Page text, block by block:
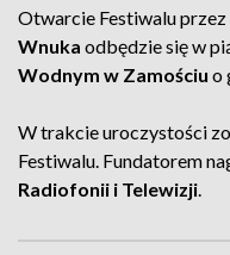
Otwarcie Festiwalu
Wnuka odbędzie się w
Wodnym w Zamościu o
W trakcie uroczystości
Festiwalu. Fundatorem
Radiofonii i Telewizji.